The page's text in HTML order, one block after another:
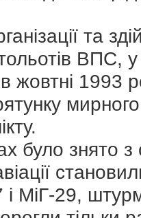
та
ВПС,
жовтні 1993
знято з
і МіГ-29,